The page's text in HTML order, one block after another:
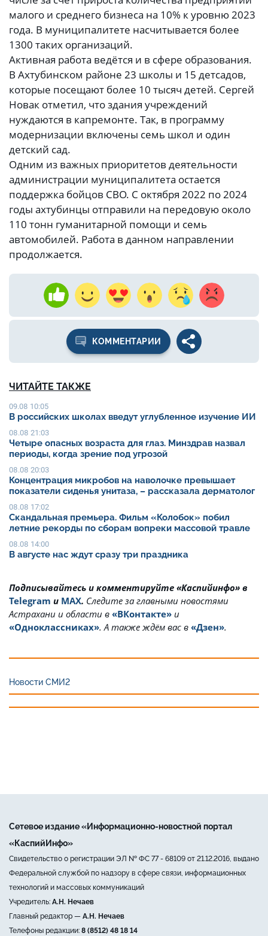
малого и среднего бизнеса на 10% к уровню 2023
года. В муниципалитете насчитывается более
1300 таких организаций.
Активная работа ведётся и в сфере образования.
В Ахтубинском районе 23 школы и 15 детсадов,
которые посещают более 10 тысяч детей. Сергей
Новак отметил, что здания учреждений
нуждаются в капремонте. Так, в программу
модернизации включены семь школ и один
детский сад.
Одним из важных приоритетов деятельности
администрации муниципалитета остается
поддержка бойцов СВО. С октября 2022 по 2024
годы ахтубинцы отправили на передовую около
110 тонн гуманитарной помощи и семь
автомобилей. Работа в данном направлении
продолжается.
КОММЕНТАРИИ
ЧИТАЙТЕ ТАКЖЕ
09.08 10:05
В российских школах введут углубленное изучение ИИ
08.08 21:03
Четыре опасных возраста для глаз. Минздрав назвал
периоды, когда зрение под угрозой
08.08 20:03
Концентрация микробов на наволочке превышает
показатели сиденья унитаза, – рассказала дерматолог
08.08 17:02
Скандальная премьера. Фильм «Колобок» побил
летние рекорды по сборам вопреки массовой травле
08.08 14:00
В августе нас ждут сразу три праздника
Подписывайтесь и комментируйте «Каспийинфо» в
Telegram и MAX. Cледите за главными новостями
Астрахани и области в «ВКонтакте» и
«Одноклассниках». А также ждём вас в «Дзен».
Новости СМИ2
Сетевое издание «Информационно-новостной портал
«КаспийИнфо»
Свидетельство о регистрации ЭЛ № ФС 77 - 68109 от 21.12.2016, выдано
Федеральной службой по надзору в сфере связи, информационных
технологий и массовых коммуникаций
Учредитель: А.Н. Нечаев
Главный редактор — А.Н. Нечаев
Телефоны редакции: 8 (8512) 48 18 14